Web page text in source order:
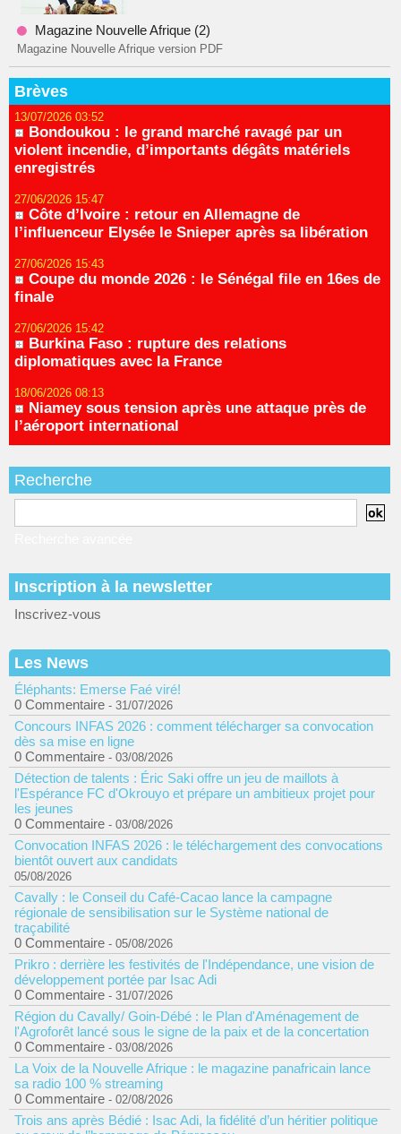
Magazine Nouvelle Afrique (2)
Magazine Nouvelle Afrique version PDF
Brèves
13/07/2026 03:52
Bondoukou : le grand marché ravagé par un
violent incendie, d’importants dégâts matériels
enregistrés
27/06/2026 15:47
Côte d’Ivoire : retour en Allemagne de
l’influenceur Elysée le Snieper après sa libération
27/06/2026 15:43
Coupe du monde 2026 : le Sénégal file en 16es de
finale
27/06/2026 15:42
Burkina Faso : rupture des relations
diplomatiques avec la France
18/06/2026 08:13
Niamey sous tension après une attaque près de
l’aéroport international
Recherche
Inscription à la newsletter
Inscrivez-vous
Les News
Éléphants: Emerse Faé viré!
0 Commentaire - 31/07/2026
Concours INFAS 2026 : comment télécharger sa convocation
dès sa mise en ligne
0 Commentaire - 03/08/2026
Détection de talents : Éric Saki offre un jeu de maillots à
l'Espérance FC d'Okrouyo et prépare un ambitieux projet pour
les jeunes
0 Commentaire - 03/08/2026
Convocation INFAS 2026 : le téléchargement des convocations
bientôt ouvert aux candidats
05/08/2026
Cavally : le Conseil du Café-Cacao lance la campagne
régionale de sensibilisation sur le Système national de
traçabilité
0 Commentaire - 05/08/2026
Prikro : derrière les festivités de l'Indépendance, une vision de
développement portée par Isac Adi
0 Commentaire - 31/07/2026
Région du Cavally/ Goin-Débé : le Plan d'Aménagement de
l'Agroforêt lancé sous le signe de la paix et de la concertation
0 Commentaire - 03/08/2026
La Voix de la Nouvelle Afrique : le magazine panafricain lance
sa radio 100 % streaming
0 Commentaire - 02/08/2026
Trois ans après Bédié : Isac Adi, la fidélité d’un héritier politique